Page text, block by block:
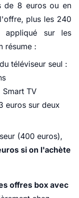
de 8 euros ou en
plus les 240
appliqué sur les
résume :
téléviseur seul :
Smart TV
euros sur deux
(400 euros),
si on l'achète
offres box avec